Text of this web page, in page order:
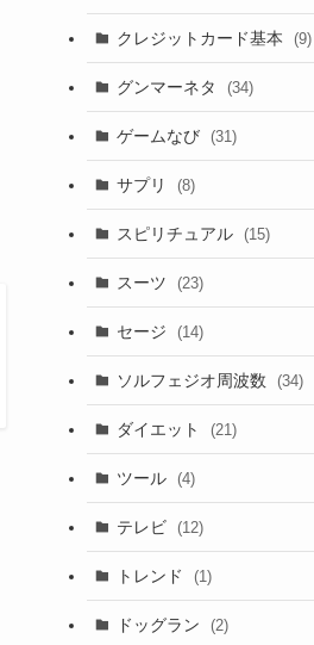
クレジットカード基本 (9)
グンマーネタ (34)
ゲームなび (31)
サプリ (8)
スピリチュアル (15)
スーツ (23)
セージ (14)
ソルフェジオ周波数 (34)
ダイエット (21)
ツール (4)
テレビ (12)
トレンド (1)
ドッグラン (2)